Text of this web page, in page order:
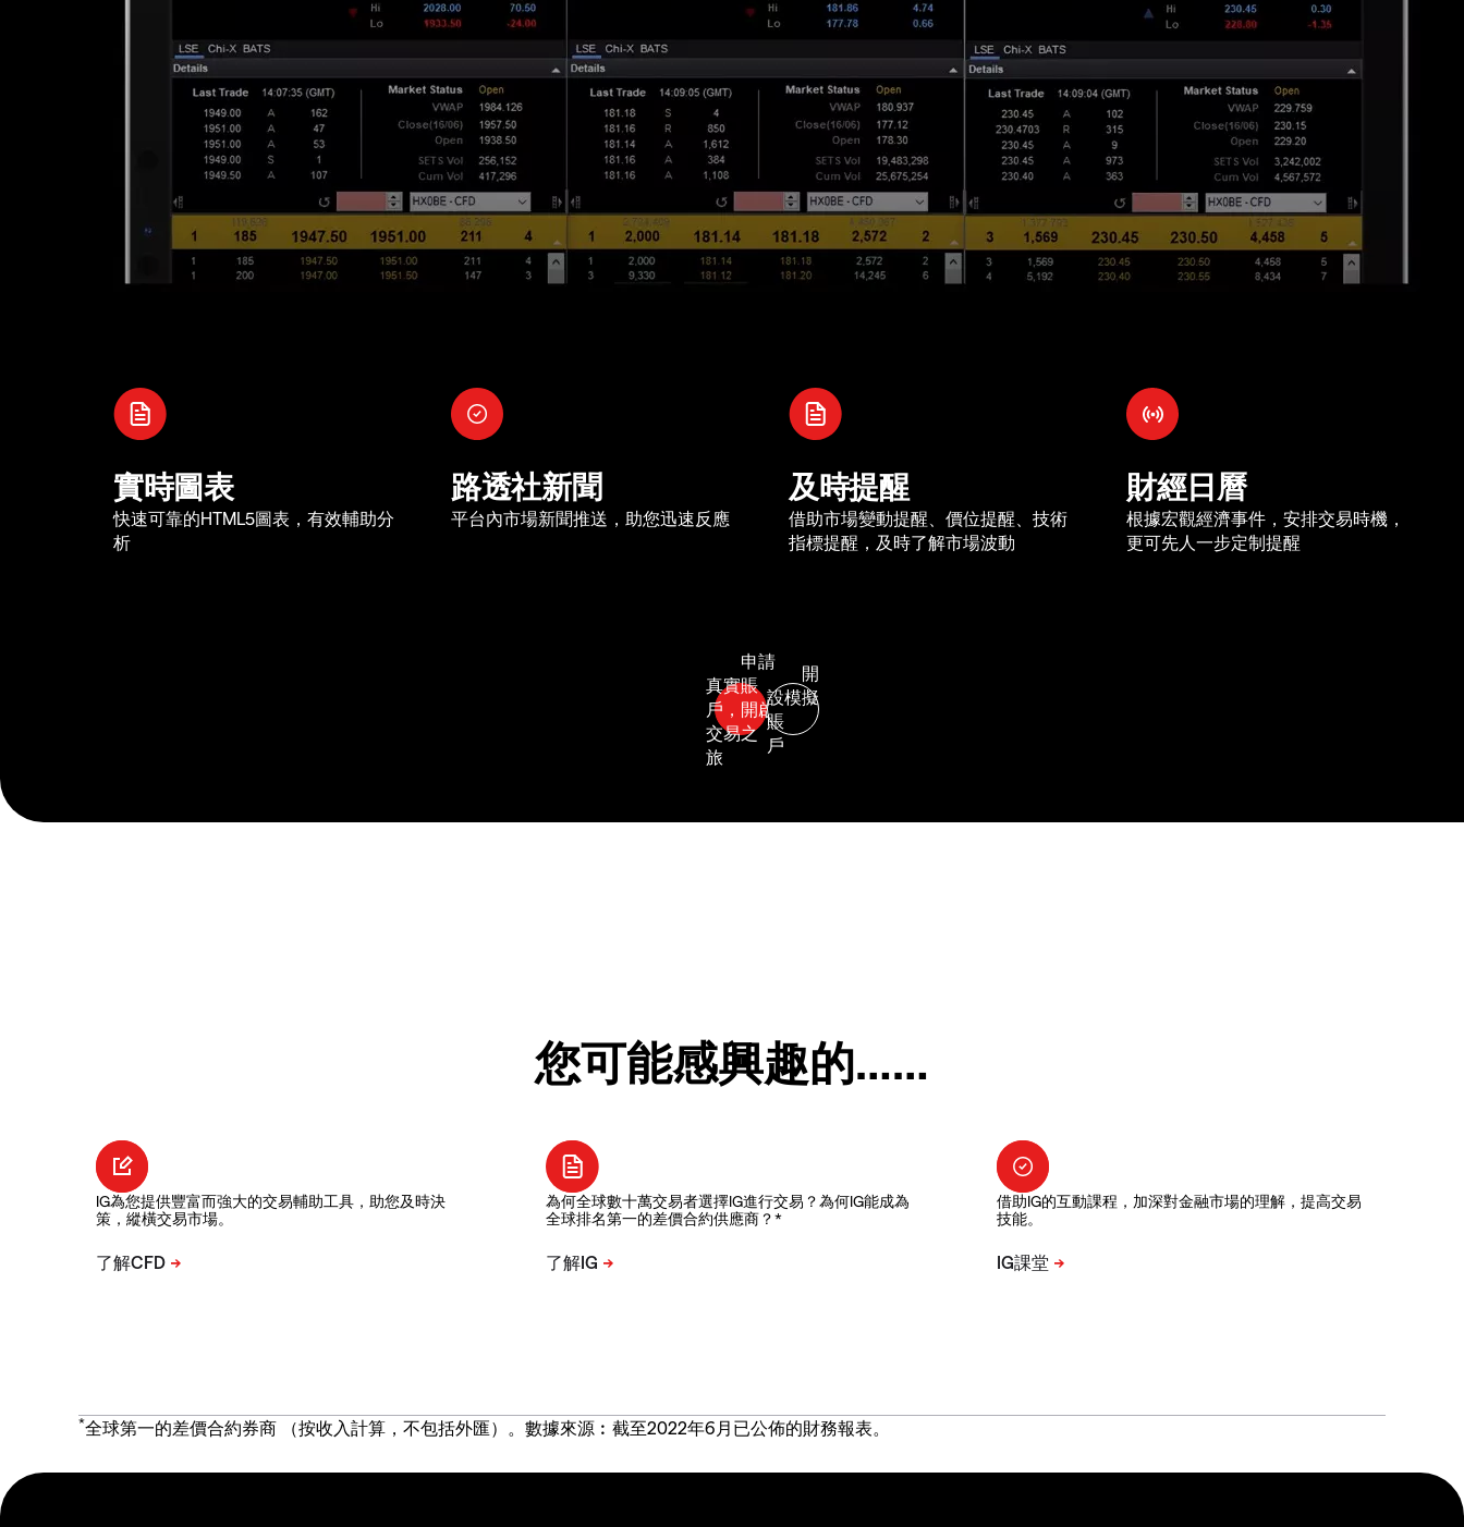
實時圖表
快速可靠的HTML5圖表，有效輔助分
析
路透社新聞
平台內市場新聞推送，助您迅速反應
及時提醒
借助市場變動提醒、價位提醒、技術
指標提醒，及時了解市場波動
財經日曆
根據宏觀經濟事件，安排交易時機，
更可先人一步定制提醒
您可能感興趣的……
IG為您提供豐富而強大的交易輔助工具，助您及時決
策，縱橫交易市場。
為何全球數十萬交易者選擇IG進行交易？為何IG能成為
全球排名第一的差價合約供應商？*
借助IG的互動課程，加深對金融市場的理解，提高交易
技能。
*全球第一的差價合約券商 （按收入計算，不包括外匯）。數據來源︰截至2022年6月已公佈的財務報表。